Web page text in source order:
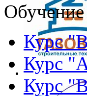
Обучение
Курс
Курс
Курс